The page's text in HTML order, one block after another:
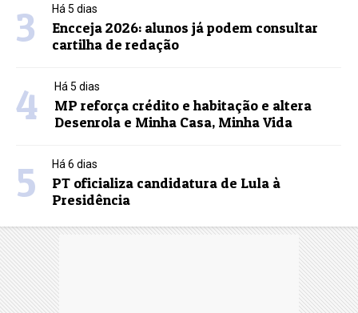
3 Há 5 dias
Encceja 2026: alunos já podem consultar
cartilha de redação
4 Há 5 dias
MP reforça crédito e habitação e altera
Desenrola e Minha Casa, Minha Vida
5 Há 6 dias
PT oficializa candidatura de Lula à
Presidência